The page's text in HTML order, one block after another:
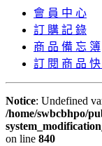
會 員 中 心
訂 購 記 錄
商 品 備 忘 簿
訂 閱 商 品
Notice: Undefined
/home/swbcbhpo/
on line 840